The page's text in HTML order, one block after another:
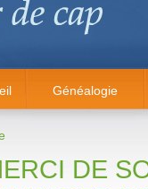
Généalogie
DE